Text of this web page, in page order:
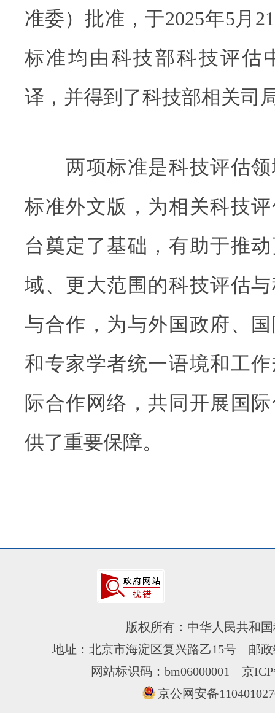
准委）批准，于2025年5月
标准均由科技部科技评估
译，并得到了科技部相关司
两项标准是科技评估领
标准外文版，为相关科技
台奠定了基础，有助于推
域、更大范围的科技评估
与合作，为与外国政府、
和专家学者统一语境和工
际合作网络，共同开展国
供了重要保障。
版权所有：中华人民共和
地址：北京市海淀区复兴路乙15号 邮
网站标识码：bm06000001 京
京公网安备